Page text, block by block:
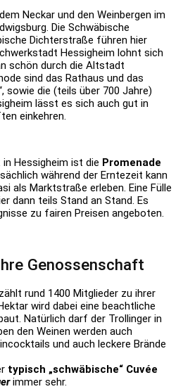
Neckar und den Weinbergen im
Die Schwäbische
Dichterstraße führen hier
Hessigheim lohnt sich
schön durch die Altstadt
sind das Rathaus und das
sowie die (teils über 700 Jahre)
lässt es sich auch gut in
einkehren.
Hessigheim ist die Promenade
während der Erntezeit kann
als Marktstraße erleben. Eine Fülle
dann teils Stand an Stand. Es
zu fairen Preisen angeboten.
Genossenschaft
zählt rund 1400 Mitglieder zu ihrer
wird dabei eine beachtliche
Natürlich darf der Trollinger in
den Weinen werden auch
und auch leckere Brände
typisch „schwäbische“ Cuvée
immer sehr.